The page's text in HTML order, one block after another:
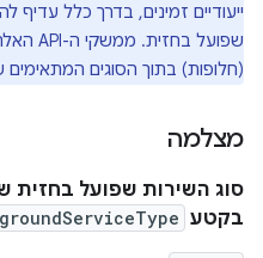
ייעודיים זמינים, בדרך כלל
שפועל בחזית. ממשקי ה-API האלה מפורטים בקטעים
(חלופות) בתוך הסוגים
מצלמה
סוג השירות שפועל בחזית
בקטע